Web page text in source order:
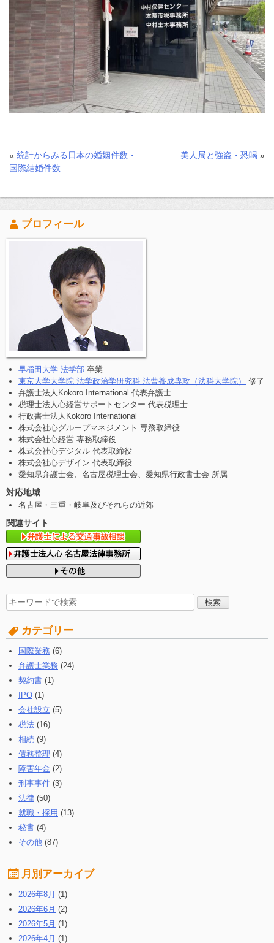
« 統計からみる日本の婚姻件数・
国際結婚件数
美人局と強盗・恐喝 »
プロフィール
早稲田大学 法学部 卒業
東京大学大学院 法学政治学研究科 法曹養成専攻（法科大学院）
修了
弁護士法人Kokoro International 代表弁護士
税理士法人心経営サポートセンター 代表税理士
行政書士法人Kokoro International
株式会社心グループマネジメント 専務取締役
株式会社心経営 専務取締役
株式会社心デジタル 代表取締役
株式会社心デザイン 代表取締役
愛知県弁護士会、名古屋税理士会、愛知県行政書士会 所属
対応地域
名古屋・三重・岐阜及びそれらの近郊
関連サイト
検
索
す
る:
カテゴリー
国際業務 (6)
弁護士業務 (24)
契約書 (1)
IPO (1)
会社設立 (5)
税法 (16)
相続 (9)
債務整理 (4)
障害年金 (2)
刑事事件 (3)
法律 (50)
就職・採用 (13)
秘書 (4)
その他 (87)
月別アーカイブ
2026年8月 (1)
2026年6月 (2)
2026年5月 (1)
2026年4月 (1)